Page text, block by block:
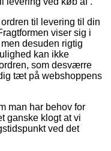
til levering til din
viser sig i
desuden rigtig
kan ikke
som desværre
tæt på webshoppens
man har behov for
ganske klogt at vi
ved det